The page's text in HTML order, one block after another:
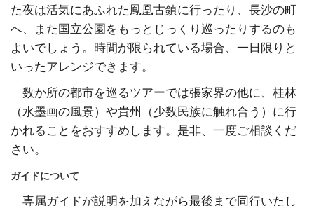
た夜は活気にあふれた鳳凰古鎮に行ったり、長沙の町
へ、また国立公園をもっとじっくり巡ったりするのも
よいでしょう。時間が限られている場合、一日限りと
いったアレンジできます。
数か所の都市を巡るツアーでは張家界の他に、桂林
（水墨画の風景）や貴州（少数民族に触れ合う）に行
かれることをおすすめします。是非、一度ご相談くだ
さい。
ガイドについて
専属ガイドが説明を加えながら最後まで同行いたし